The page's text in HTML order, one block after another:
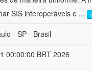
SIS interoperáveis e ...
- SP - Brasil
00:00:00 BRT 2026